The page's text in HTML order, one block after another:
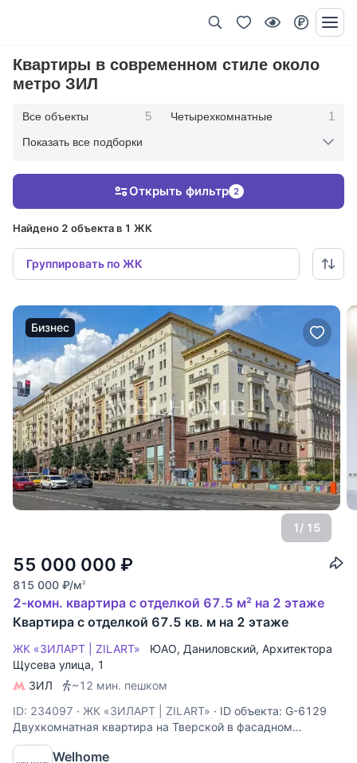
Квартиры в современном стиле около
метро ЗИЛ
Все объекты 5 Четырехкомнатные 1
1 С панорамными окнами
Показать все подборки
Найдено 2 объекта в 1 ЖК
Группировать по ЖК
Открыть фильтр 2
Бизнес
1/ 15
55 000 000 ₽
815 000 ₽/м2
2-комн. квартира с отделкой 67.5 м² на 2 этаже
Квартира с отделкой 67.5 кв. м на 2 этаже
ЖК «ЗИЛАРТ | ZILART» ЮАО, Даниловский, Архитектора
Щусева улица, 1
ЗИЛ
~12 мин. пешком
ID: 234097 · ЖК «ЗИЛАРТ | ZILART» · ID объекта: G-6129
Двухкомнатная квартира на Тверской в фасадном
сталинском доме с шикарными видами и балконами в
каждой комнате. В квартире высокие потолки 3,2м, сделан
Welhome